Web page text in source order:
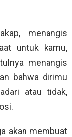
menangis
untuk kamu,
menangis
bahwa dirimu
atau tidak,
akan membuat